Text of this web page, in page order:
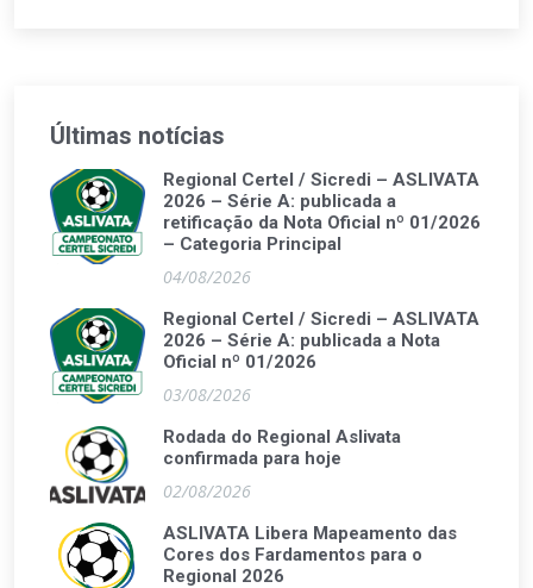
Últimas notícias
Regional Certel / Sicredi – ASLIVATA
2026 – Série A: publicada a
retificação da Nota Oficial nº 01/2026
– Categoria Principal
04/08/2026
Regional Certel / Sicredi – ASLIVATA
2026 – Série A: publicada a Nota
Oficial nº 01/2026
03/08/2026
Rodada do Regional Aslivata
confirmada para hoje
02/08/2026
ASLIVATA Libera Mapeamento das
Cores dos Fardamentos para o
Regional 2026